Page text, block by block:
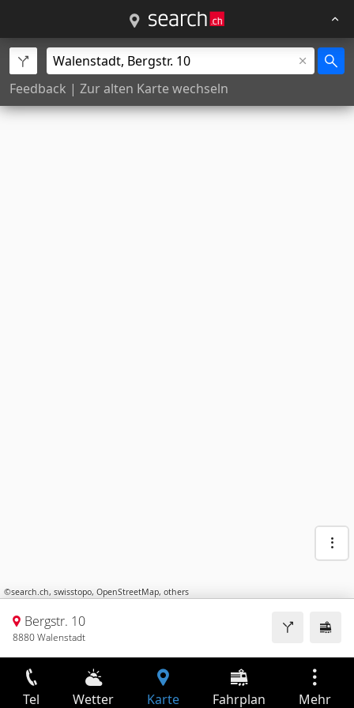
Feedback | Zur alten Karte wechseln
©search.ch, swisstopo, OpenStreetMap, others
Bergstr. 10
8880 Walenstadt
Tel Wetter Karte Fahrplan Mehr